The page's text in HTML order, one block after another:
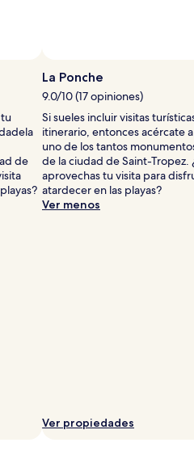
de
La Ponche
9.0/10 (17 opiniones)
Si sueles incluir visitas
itinerario, entonces acércate a
uno de los tantos
de la ciudad de Saint-Tropez.
aprovechas tu visita para
atardecer en las playas?
Ver menos
Ver propiedades